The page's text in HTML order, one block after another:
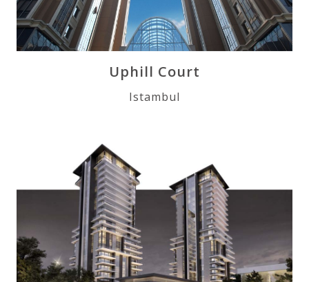
Uphill Court
Istambul